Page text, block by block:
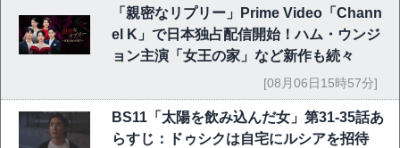
「親密なリプリー」Prime Video「Chann
el K」で日本独占配信開始！ハム・ウンジ
ョン主演「女王の家」など新作も続々
[08月06日15時57分]
BS11「太陽を飲み込んだ女」第31-35話あ
らすじ：ドゥシクは自宅にルシアを招待